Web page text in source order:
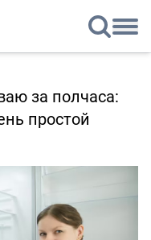
за полчаса:
простой